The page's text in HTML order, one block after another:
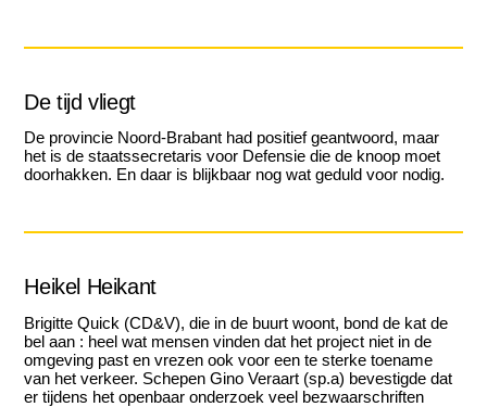
De tijd vliegt
De provincie Noord-Brabant had positief geantwoord, maar
het is de staatssecretaris voor Defensie die de knoop moet
doorhakken. En daar is blijkbaar nog wat geduld voor nodig.
Heikel Heikant
Brigitte Quick (CD&V), die in de buurt woont, bond de kat de
bel aan : heel wat mensen vinden dat het project niet in de
omgeving past en vrezen ook voor een te sterke toename
van het verkeer. Schepen Gino Veraart (sp.a) bevestigde dat
er tijdens het openbaar onderzoek veel bezwaarschriften